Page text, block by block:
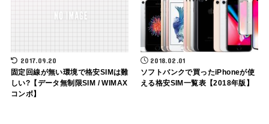
2017.09.20
固定回線が無い環境で格安SIMは難
しい?【データ無制限SIM / WIMAX
コンボ】
2018.02.01
ソフトバンクで買ったiPhoneが使
える格安SIM一覧表【2018年版】